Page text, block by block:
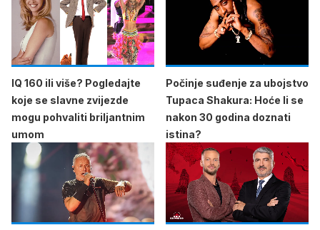
IQ 160 ili više? Pogledajte
koje se slavne zvijezde
mogu pohvaliti briljantnim
umom
Počinje suđenje za ubojstvo
Tupaca Shakura: Hoće li se
nakon 30 godina doznati
istina?